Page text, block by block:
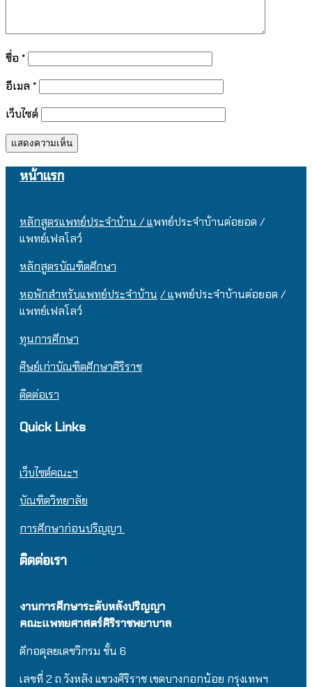
ชื่อ *
อีเมล *
เว็บไซต์
หน้าแรก
หลักสูตรแพทย์ประจำบ้าน / แพทย์ประจำบ้านต่อยอด /
แพทย์เฟลโลว์
หลักสูตรบัณฑิตศึกษา
หอพักสำหรับแพทย์ประจำบ้าน / แพทย์ประจำบ้านต่อยอด /
แพทย์เฟลโลว์
ทุนการศึกษา
ศิษย์เก่าบัณฑิตศึกษาศิริราช
ติดต่อเรา
Quick Links
เว็บไซต์คณะฯ
บัณฑิตวิทยาลัย
การศึกษาก่อนปริญญา
ติดต่อเรา
งานการศึกษาระดับหลังปริญญา
คณะแพทยศาสตร์ศิริราชพยาบาล
ตึกอดุลยเดชวิกรม ชั้น 6
เลขที่ 2 ถ.วังหลัง แขวงศิริราช เขตบางกอกน้อย กรุงเทพฯ